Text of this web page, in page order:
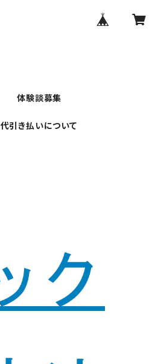
体験談募集
代引き払いについて